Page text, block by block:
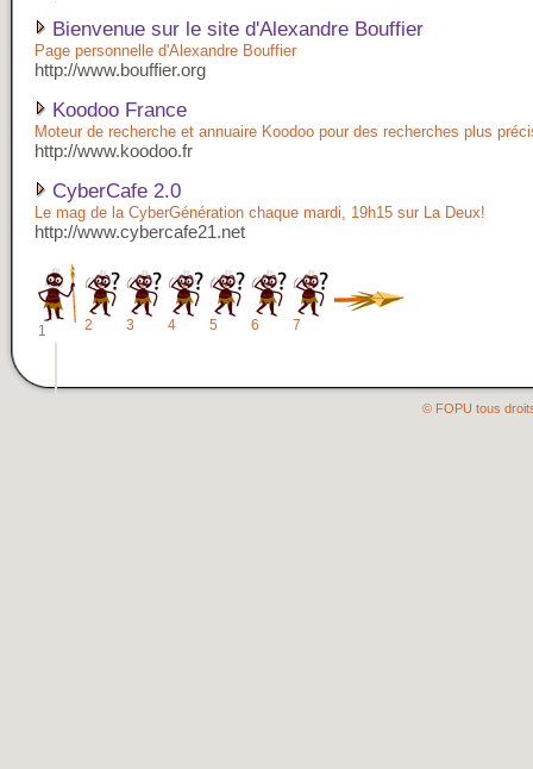
Bienvenue sur le site d'Alexandre Bouffier
Page personnelle d'Alexandre Bouffier
http://www.bouffier.org
Koodoo France
Moteur de recherche et annuaire Koodoo pour des recherches plus
http://www.koodoo.fr
CyberCafe 2.0
Le mag de la CyberGénération chaque mardi, 19h15 sur La Deux!
http://www.cybercafe21.net
1 2 3 4 5 6 7
© FOPU tous